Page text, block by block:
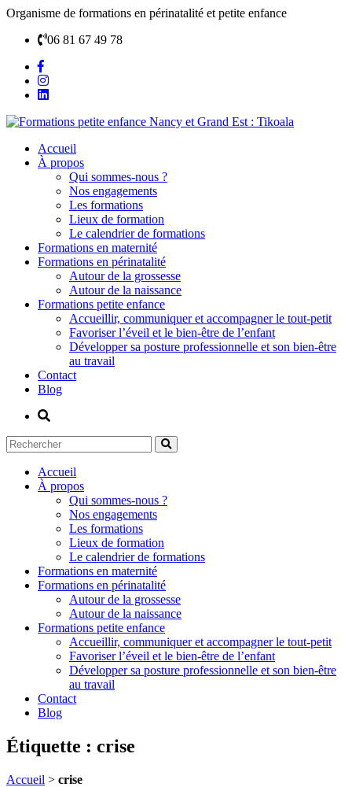
Organisme de formations en périnatalité et petite enfance
06 81 67 49 78
Accueil
À propos
Qui sommes-nous ?
Nos engagements
Les formations
Lieux de formation
Le calendrier de formations
Formations en maternité
Formations en périnatalité
Autour de la grossesse
Autour de la naissance
Formations petite enfance
Accueillir, communiquer et accompagner le tout-petit
Favoriser l’éveil et le bien-être de l’enfant
Développer sa posture professionnelle et son bien-être
au travail
Contact
Blog
Accueil
À propos
Qui sommes-nous ?
Nos engagements
Les formations
Lieux de formation
Le calendrier de formations
Formations en maternité
Formations en périnatalité
Autour de la grossesse
Autour de la naissance
Formations petite enfance
Accueillir, communiquer et accompagner le tout-petit
Favoriser l’éveil et le bien-être de l’enfant
Développer sa posture professionnelle et son bien-être
au travail
Contact
Blog
Étiquette : crise
Accueil > crise